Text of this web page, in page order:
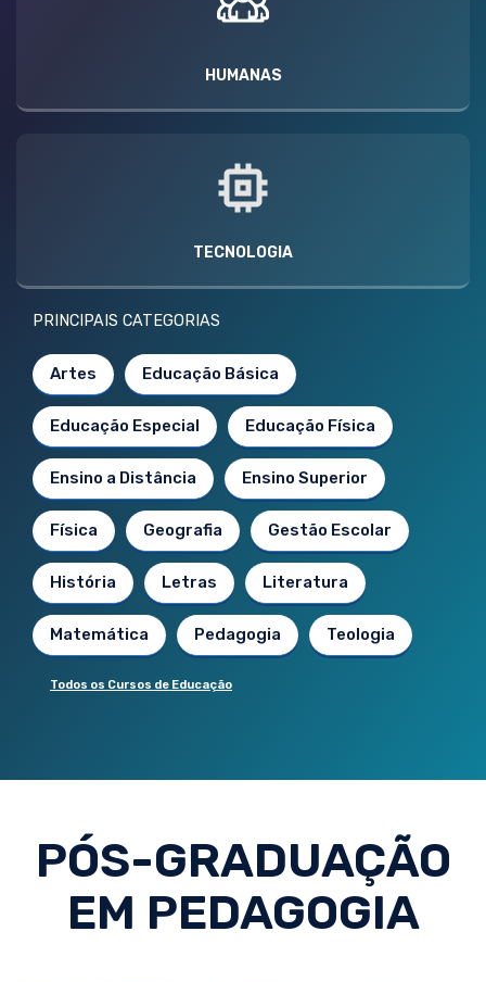
HUMANAS
TECNOLOGIA
PRINCIPAIS CATEGORIAS
Artes Educação Básica
Educação Especial Educação Física
Ensino a Distância Ensino Superior
Física Geografia Gestão Escolar
História Letras Literatura
Matemática Pedagogia Teologia
Todos os Cursos de Educação
PÓS-GRADUAÇÃO
EM PEDAGOGIA